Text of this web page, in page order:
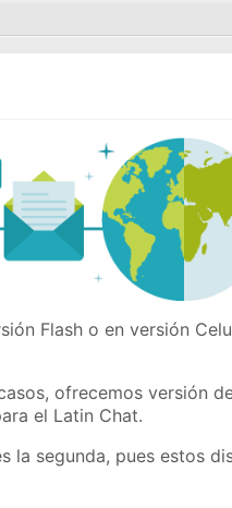
Flash o en versión
ofrecemos versión
el Latin Chat.
la segunda, pues estos